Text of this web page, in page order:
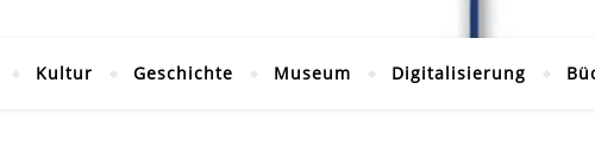
Kultur Geschichte Museum Digitalisierung